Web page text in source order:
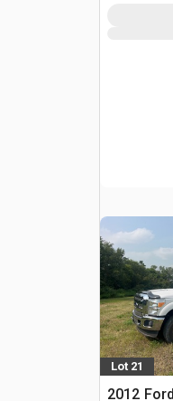
Lot 21
2012